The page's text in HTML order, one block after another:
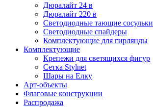
Дюралайт 24 в
Дюралайт 220 в
Светодиодные тающие сосульки
Светодиодные спайдеры
Комплектующие для гирлянды
Комплектующие
Крепежи для светящихся фигур
Сетка Stylnet
Шары на Елку
Арт-объекты
Флаговые конструкции
Распродажа